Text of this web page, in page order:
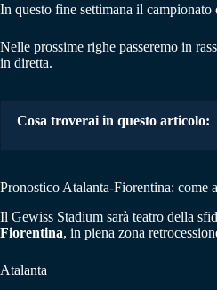
In questo fine settimana il
Nelle prossime righe passeremo in
in diretta.
Cosa troverai in questo articolo:
Pronostico Atalanta-Fiorentina: come
Il Gewiss Stadium sarà teatro della
Fiorentina, in piena zona
Atalanta